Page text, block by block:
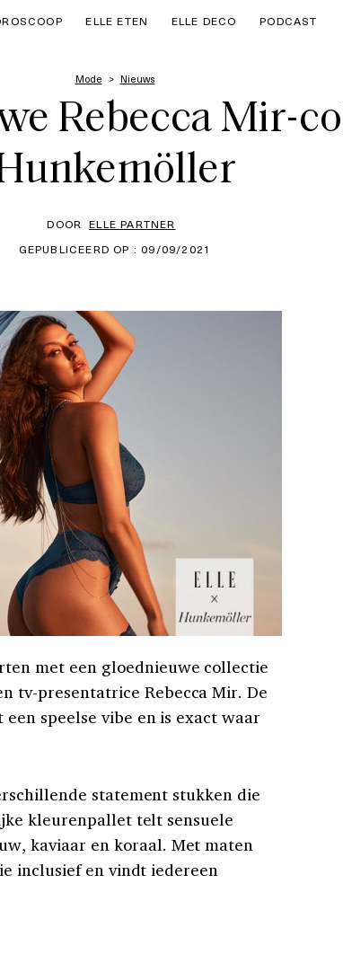
ELLE ETEN ELLE DECO PODCAST
Mode Nieuws
Rebecca Mir-
DOOR ELLE PARTNER
GEPUBLICEERD OP : 09/09/2021
met een gloednieuwe collectie
tv-presentatrice Rebecca Mir. De
speelse vibe en is exact waar
statement stukken die
kleurenpallet telt sensuele
kaviaar en koraal. Met maten
inclusief en vindt iedereen